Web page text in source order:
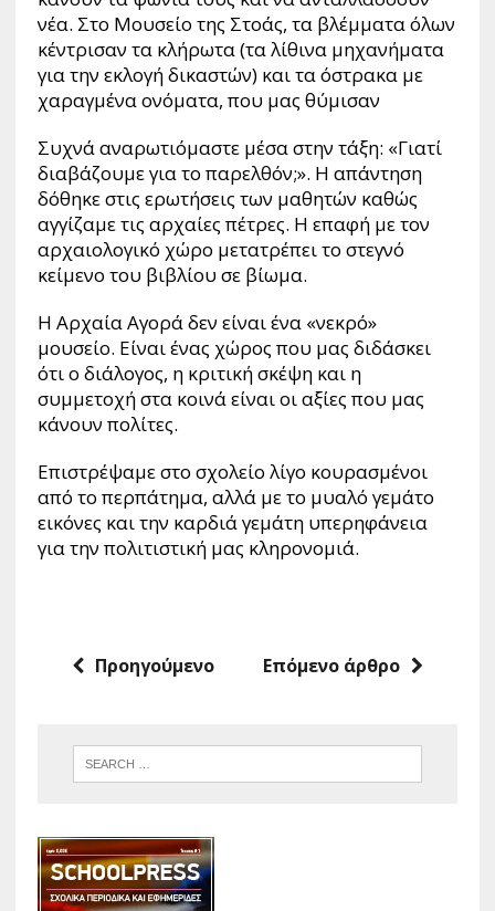
νέα. Στο Μουσείο της Στοάς, τα βλέμματα όλων
κέντρισαν τα κλήρωτα (τα λίθινα μηχανήματα
για την εκλογή δικαστών) και τα όστρακα με
χαραγμένα ονόματα, που μας θύμισαν
Συχνά αναρωτιόμαστε μέσα στην τάξη: «Γιατί
διαβάζουμε για το παρελθόν;». Η απάντηση
δόθηκε στις ερωτήσεις των μαθητών καθώς
αγγίζαμε τις αρχαίες πέτρες. Η επαφή με τον
αρχαιολογικό χώρο μετατρέπει το στεγνό
κείμενο του βιβλίου σε βίωμα.
Η Αρχαία Αγορά δεν είναι ένα «νεκρό»
μουσείο. Είναι ένας χώρος που μας διδάσκει
ότι ο διάλογος, η κριτική σκέψη και η
συμμετοχή στα κοινά είναι οι αξίες που μας
κάνουν πολίτες.
Επιστρέψαμε στο σχολείο λίγο κουρασμένοι
από το περπάτημα, αλλά με το μυαλό γεμάτο
εικόνες και την καρδιά γεμάτη υπερηφάνεια
για την πολιτιστική μας κληρονομιά.
Προηγούμενο Επόμενο άρθρο